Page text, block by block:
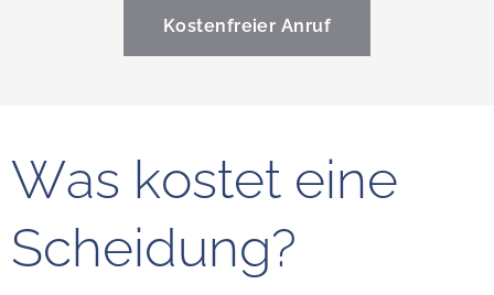
Kostenfreier Anruf
Was kostet eine
Scheidung?